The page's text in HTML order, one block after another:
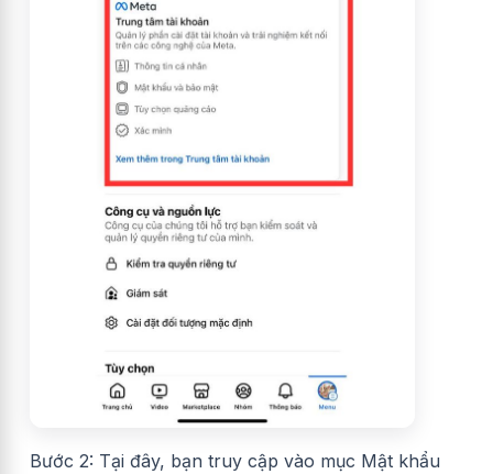
Bước 2: Tại đây, bạn truy cập vào mục Mật khẩu